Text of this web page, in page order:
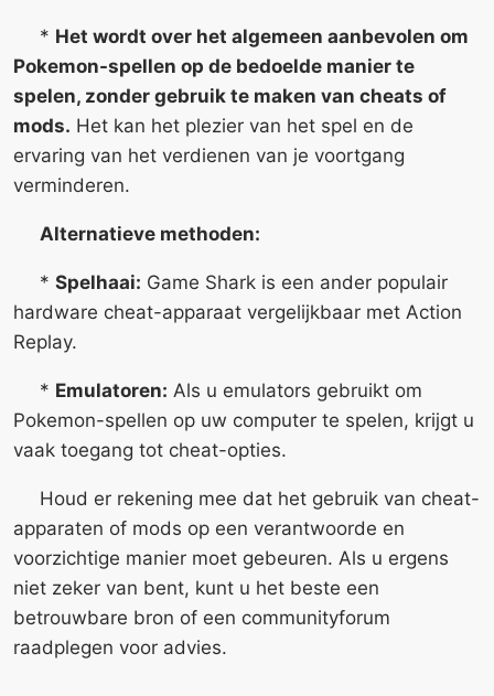
* Het wordt over het algemeen aanbevolen om
Pokemon-spellen op de bedoelde manier te
spelen, zonder gebruik te maken van cheats of
mods. Het kan het plezier van het spel en de
ervaring van het verdienen van je voortgang
verminderen.
Alternatieve methoden:
* Spelhaai: Game Shark is een ander populair
hardware cheat-apparaat vergelijkbaar met Action
Replay.
* Emulatoren: Als u emulators gebruikt om
Pokemon-spellen op uw computer te spelen, krijgt u
vaak toegang tot cheat-opties.
Houd er rekening mee dat het gebruik van cheat-
apparaten of mods op een verantwoorde en
voorzichtige manier moet gebeuren. Als u ergens
niet zeker van bent, kunt u het beste een
betrouwbare bron of een communityforum
raadplegen voor advies.